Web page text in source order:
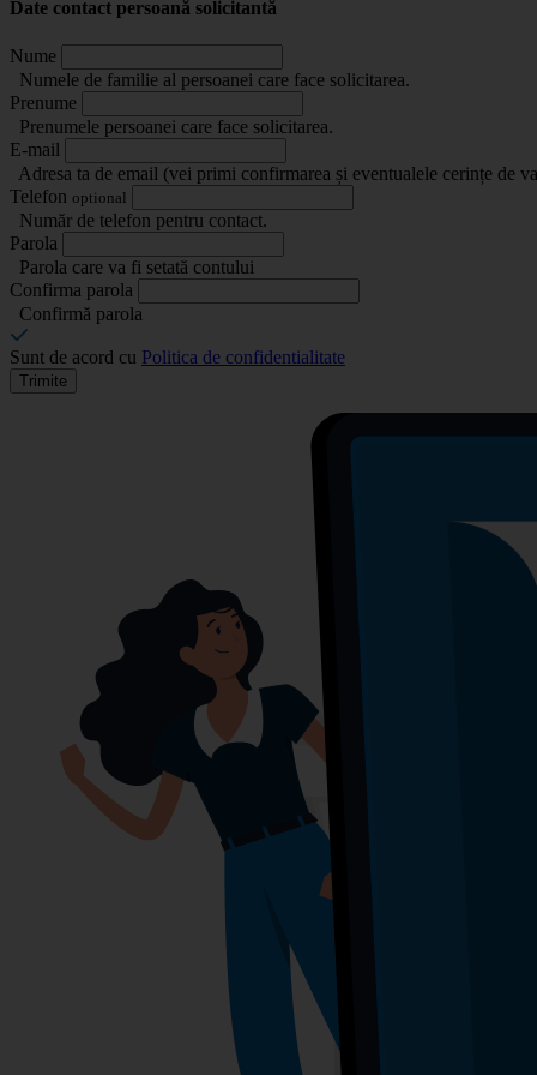
Date contact persoană solicitantă
Nume
Numele de familie al persoanei care face solicitarea.
Prenume
Prenumele persoanei care face solicitarea.
E-mail
Adresa ta de email (vei primi confirmarea și eventualele cerințe de
Telefon optional
Număr de telefon pentru contact.
Parola
Parola care va fi setată contului
Confirma parola
Confirmă parola
Sunt de acord cu Politica de confidentialitate
Trimite